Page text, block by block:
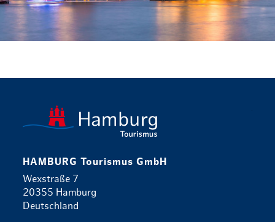
HAMBURG Tourismus GmbH
Wexstraße 7
20355 Hamburg
Deutschland